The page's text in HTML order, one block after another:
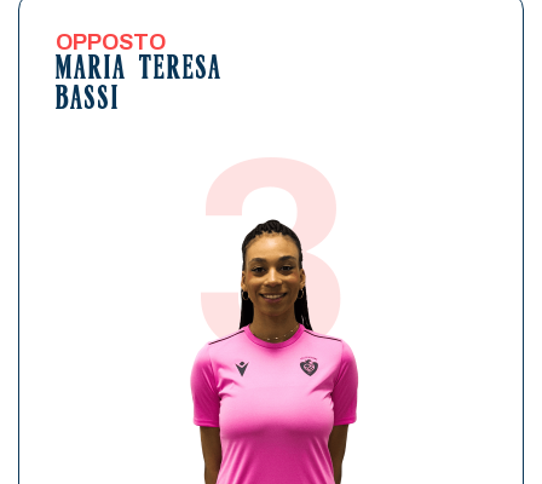
3
OPPOSTO
MARIA TERESA
BASSI